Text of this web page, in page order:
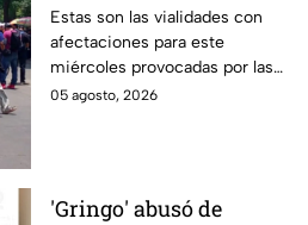
Reabren Periférico tras
cierre de manifestantes
en San Jerónimo
Estas son las vialidades con
afectaciones para este
miércoles provocadas por las
marchas, bloqueos y trabajos
05 agosto, 2026
'Gringo' abusó de